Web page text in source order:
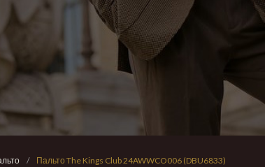
/ Пальто The Kings Club 24AWWCO006 (DBU6833)